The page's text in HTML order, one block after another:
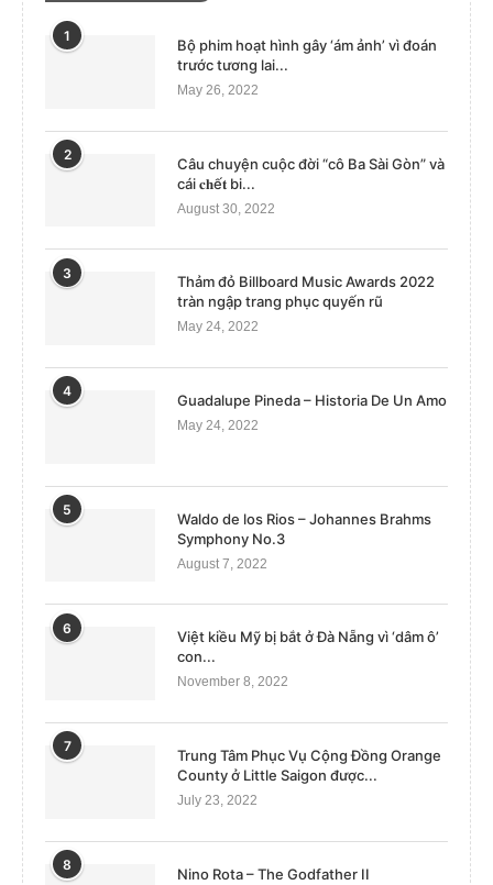
1
Bộ phim hoạt hình gây ‘ám ảnh’ vì đoán
trước tương lai...
May 26, 2022
2
Câu chuyện cuộc đời “cô Ba Sài Gòn” và
cái 𝐜𝐡ế𝐭 bi...
August 30, 2022
3
Thảm đỏ Billboard Music Awards 2022
tràn ngập trang phục quyến rũ
May 24, 2022
4
Guadalupe Pineda – Historia De Un Amo
May 24, 2022
5
Waldo de los Rios – Johannes Brahms
Symphony No.3
August 7, 2022
6
Việt kiều Mỹ bị bắt ở Đà Nẵng vì ‘dâm ô’
con...
November 8, 2022
7
Trung Tâm Phục Vụ Cộng Đồng Orange
County ở Little Saigon được...
July 23, 2022
8
Nino Rota – The Godfather II